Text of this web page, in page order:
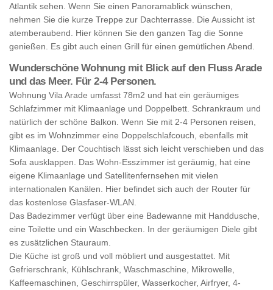
Atlantik sehen. Wenn Sie einen Panoramablick wünschen,
nehmen Sie die kurze Treppe zur Dachterrasse. Die Aussicht ist
atemberaubend. Hier können Sie den ganzen Tag die Sonne
genießen. Es gibt auch einen Grill für einen gemütlichen Abend.
Wunderschöne Wohnung mit Blick auf den Fluss Arade
und das Meer. Für 2-4 Personen.
Wohnung Vila Arade umfasst 78m2 und hat ein geräumiges
Schlafzimmer mit Klimaanlage und Doppelbett. Schrankraum und
natürlich der schöne Balkon. Wenn Sie mit 2-4 Personen reisen,
gibt es im Wohnzimmer eine Doppelschlafcouch, ebenfalls mit
Klimaanlage. Der Couchtisch lässt sich leicht verschieben und das
Sofa ausklappen. Das Wohn-Esszimmer ist geräumig, hat eine
eigene Klimaanlage und Satellitenfernsehen mit vielen
internationalen Kanälen. Hier befindet sich auch der Router für
das kostenlose Glasfaser-WLAN.
Das Badezimmer verfügt über eine Badewanne mit Handdusche,
eine Toilette und ein Waschbecken. In der geräumigen Diele gibt
es zusätzlichen Stauraum.
Die Küche ist groß und voll möbliert und ausgestattet. Mit
Gefrierschrank, Kühlschrank, Waschmaschine, Mikrowelle,
Kaffeemaschinen, Geschirrspüler, Wasserkocher, Airfryer, 4-